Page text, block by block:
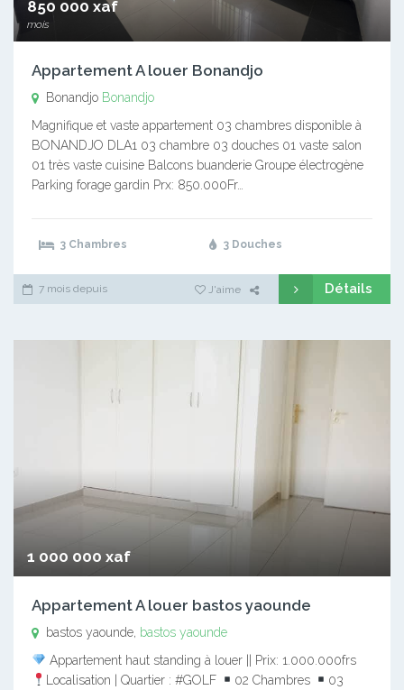
850 000 xaf
mois
Appartement A louer Bonandjo
Bonandjo Bonandjo
Magnifique et vaste appartement 03 chambres disponible à
BONANDJO DLA1 03 chambre 03 douches 01 vaste salon
01 très vaste cuisine Balcons buanderie Groupe électrogène
Parking forage gardin Prx: 850.000Fr…
3 Chambres 3 Douches
7 mois depuis J'aime Détails
1 000 000 xaf
Appartement A louer bastos yaounde
bastos yaounde, bastos yaounde
Appartement haut standing à louer || Prix: 1.000.000frs
Localisation | Quartier : #GOLF
02 Chambres
03